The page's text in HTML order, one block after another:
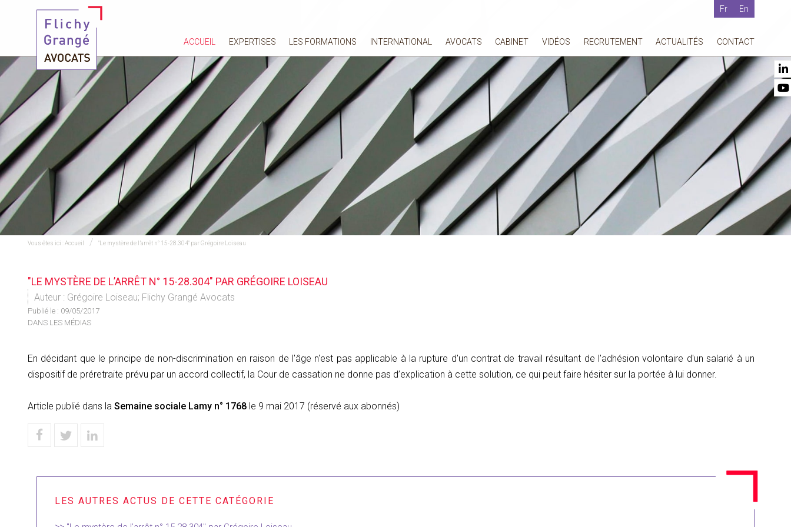
Fr En
ACCUEIL EXPERTISES LES FORMATIONS INTERNATIONAL AVOCATS CABINET VIDÉOS RECRUTEMENT ACTUALITÉS CONTACT
Vous êtes ici :Accueil "Le mystère de l’arrêt n° 15-28.304" par Grégoire Loiseau
"LE MYSTÈRE DE L’ARRÊT N° 15-28.304" PAR GRÉGOIRE LOISEAU
Auteur : Grégoire Loiseau; Flichy Grangé Avocats
Publié le : 09/05/2017
DANS LES MÉDIAS
En décidant que le principe de non-discrimination en raison de l'âge n'est pas applicable à la rupture d'un contrat de travail résultant de l'adhésion volontaire d'un salarié à un
dispositif de préretraite prévu par un accord collectif, la Cour de cassation ne donne pas d’explication à cette solution, ce qui peut faire hésiter sur la portée à lui donner.
Article publié dans la Semaine sociale Lamy n° 1768 le 9 mai 2017 (réservé aux abonnés)